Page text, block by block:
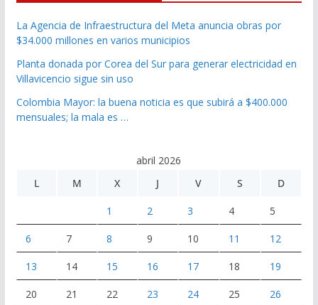
La Agencia de Infraestructura del Meta anuncia obras por
$34.000 millones en varios municipios
Planta donada por Corea del Sur para generar electricidad en
Villavicencio sigue sin uso
Colombia Mayor: la buena noticia es que subirá a $400.000
mensuales; la mala es …
abril 2026
L
M X J V S D
1 2 3 4 5
6 7 8 9 10 11 12
13 14 15 16 17 18 19
20 21 22 23 24 25 26